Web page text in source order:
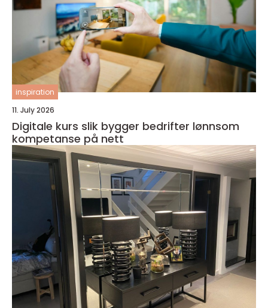
inspiration
11. July 2026
Digitale kurs slik bygger bedrifter lønnsom
kompetanse på nett